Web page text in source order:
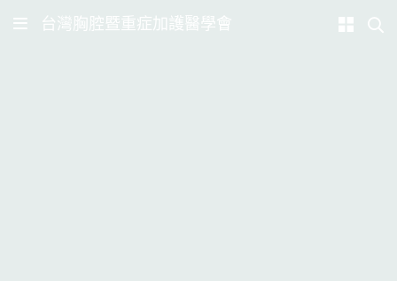
台灣胸腔暨重症加護醫學會